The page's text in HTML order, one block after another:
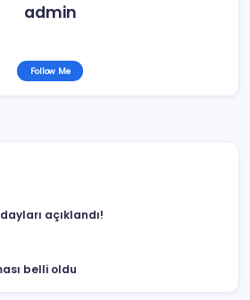
admin
Follow Me
açıklandı!
belli oldu